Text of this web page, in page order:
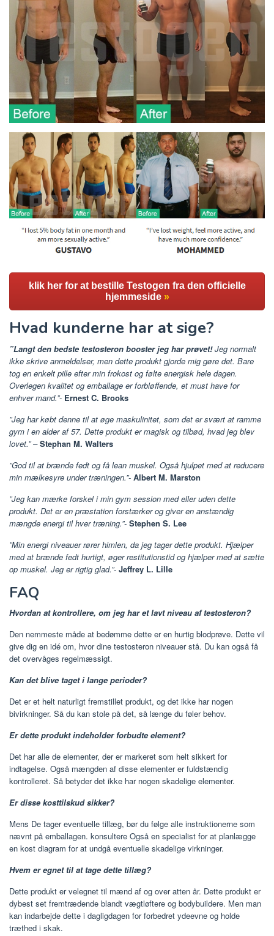
klik her for at bestille Testogen fra den officielle
hjemmeside »
Hvad kunderne har at sige?
”Langt den bedste testosteron booster jeg har prøvet!Jeg normalt
ikke skrive anmeldelser, men dette produkt gjorde mig gøre det. Bare
tog en enkelt pille efter min frokost og følte energisk hele dagen.
Overlegen kvalitet og emballage er forbløffende, et must have for
enhver mand.”- Ernest C. Brooks
”Jeg har købt denne til at øge maskulinitet, som det er svært at ramme
gym i en alder af 57. Dette produkt er magisk og tilbød, hvad jeg blev
lovet.” –Stephan M. Walters
”God til at brænde fedt og få lean muskel. Også hjulpet med at reducere
min mælkesyre under træningen.”- Albert M. Marston
”Jeg kan mærke forskel i min gym session med eller uden dette
produkt. Det er en præstation forstærker og giver en anstændig
mængde energi til hver træning.”- Stephen S. Lee
”Min energi niveauer rører himlen, da jeg tager dette produkt. Hjælper
med at brænde fedt hurtigt, øger restitutionstid og hjælper med at sætte
op muskel. Jeg er rigtig glad.”- Jeffrey L. Lille
FAQ
Hvordan at kontrollere, om jeg har et lavt niveau af testosteron?
Den nemmeste måde at bedømme dette er en hurtig blodprøve. Dette vil
give dig en idé om, hvor dine testosteron niveauer stå. Du kan også få
det overvåges regelmæssigt.
Kan det blive taget i lange perioder?
Det er et helt naturligt fremstillet produkt, og det ikke har nogen
bivirkninger. Så du kan stole på det, så længe du føler behov.
Er dette produkt indeholder forbudte element?
Det har alle de elementer, der er markeret som helt sikkert for
indtagelse. Også mængden af ​​disse elementer er fuldstændig
kontrolleret. Så betyder det ikke har nogen skadelige elementer.
Er disse kosttilskud sikker?
Mens De tager eventuelle tillæg, bør du følge alle instruktionerne som
nævnt på emballagen. konsultere Også en specialist for at planlægge
en kost diagram for at undgå eventuelle skadelige virkninger.
Hvem er egnet til at tage dette tillæg?
Dette produkt er velegnet til mænd af og over atten år. Dette produkt er
dybest set fremtrædende blandt vægtløftere og bodybuildere. Men man
kan indarbejde dette i dagligdagen for forbedret ydeevne og holde
træthed i skak.